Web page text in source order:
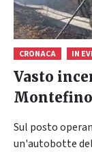
CRONACA IN
Vasto
Montefino
Sul posto
un'autobotte del